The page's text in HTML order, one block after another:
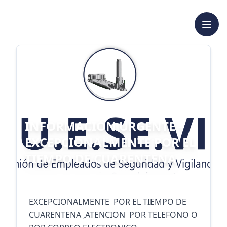
INFORMACIÓN URGENTE -
EXCEPCIONALMENTE POR EL
TIEMPO DE CUARENTENA
EXCEPCIONALMENTE  POR EL TIEMPO DE
CUARENTENA ,ATENCION  POR TELEFONO O